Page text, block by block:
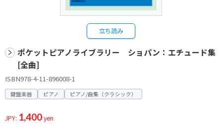
立ち読み
ポケットピアノライブラリー ショパン：エチュード集
[全曲]
ISBN978-4-11-896008-1
鍵盤楽器 ピアノ ピアノ/曲集（クラシック）
JPY: 1,400yen